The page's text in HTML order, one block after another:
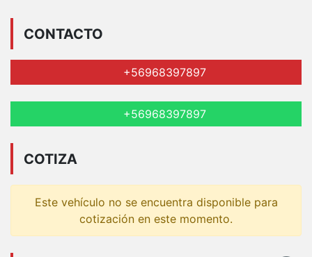
CONTACTO
+56968397897
+56968397897
COTIZA
Este vehículo no se encuentra disponible para
cotización en este momento.